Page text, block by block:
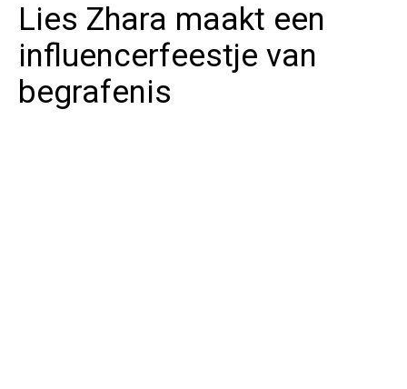
Lies Zhara maakt een
influencerfeestje van
begrafenis